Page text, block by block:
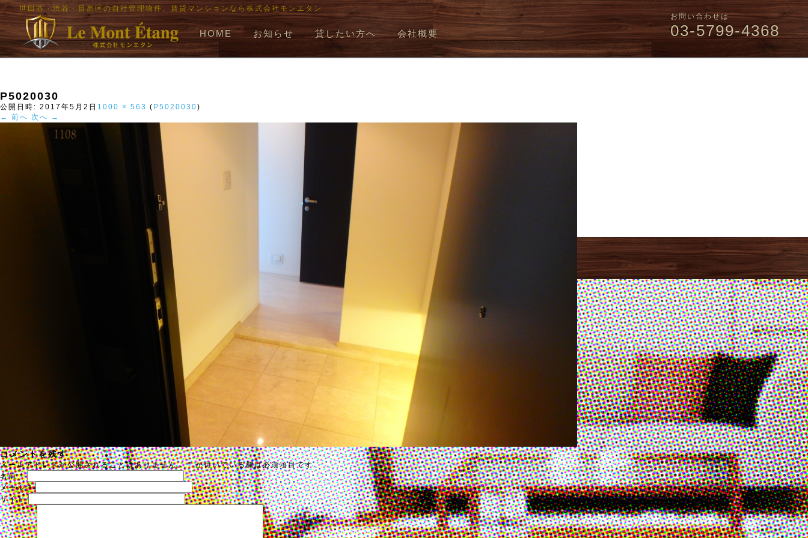
世田谷・渋谷・目黒区の自社管理物件、賃貸マンションなら株式会社モンエタン
HOME お知らせ 貸したい方へ 会社概要
お問い合わせは
03-5799-4368
P5020030
公開日時: 2017年5月2日 1000 × 563 ( P5020030)
← 前へ 次へ →
コメントを残す
メールアドレスが公開されることはありません。 *が付いている欄は必須項目です
名前*
メール*
サイト